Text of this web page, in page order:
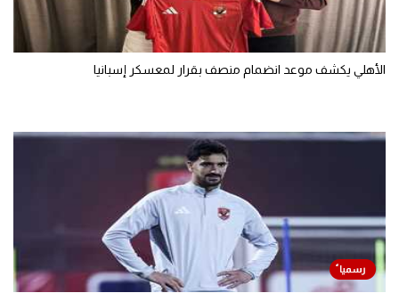
الأهلي يكشف موعد انضمام منصف بقرار لمعسكر إسبانيا